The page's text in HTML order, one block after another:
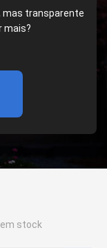
mas transparente
mais?
stock